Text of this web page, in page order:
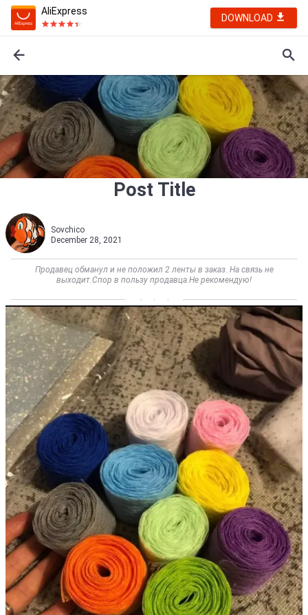
AliExpress
DOWNLOAD
Post Title
Sovchico
December 28, 2021
Продавец обманул и не положил 2 ленты в заказ. На связь не
выходит.Спор в пользу продавца.Не рекомендую!